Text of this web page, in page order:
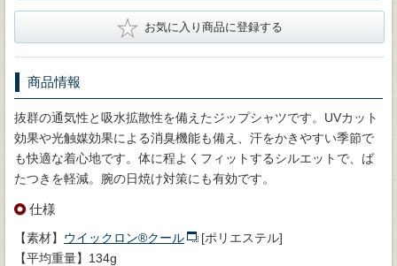
★ お気に入り商品に登録する
商品情報
抜群の通気性と吸水拡散性を備えたジップシャツです。UVカット
効果や光触媒効果による消臭機能も備え、汗をかきやすい季節で
も快適な着心地です。体に程よくフィットするシルエットで、ば
たつきを軽減。腕の日焼け対策にも有効です。
仕様
【素材】 ウイックロン®クール
[ポリエステル]
【平均重量】134g